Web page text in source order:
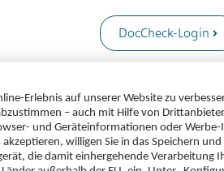
DocCheck-Login
Sie haben noch
registrieren.
Sie haben Ihr